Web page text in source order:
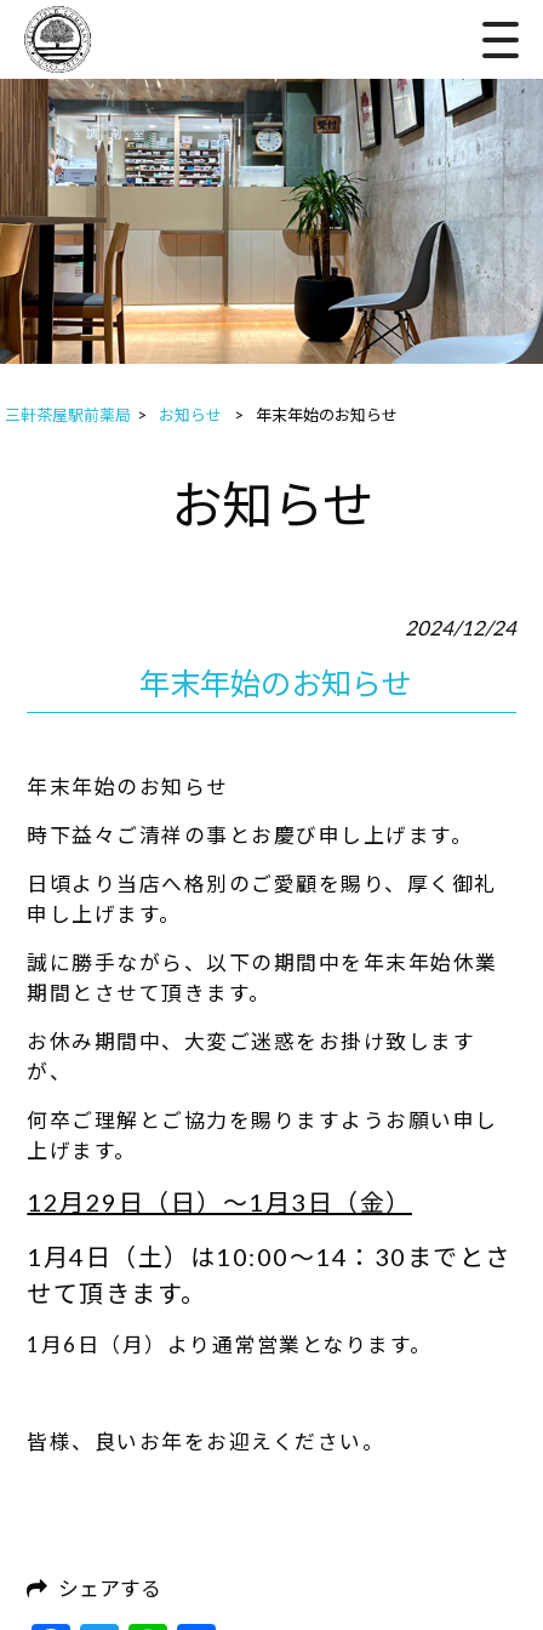
三軒茶屋駅前薬局 > お知らせ > 年末年始のお知らせ
お知らせ
2024/12/24
年末年始のお知らせ
年末年始のお知らせ
時下益々ご清祥の事とお慶び申し上げます。
日頃より当店へ格別のご愛顧を賜り、厚く御礼
申し上げます。
誠に勝手ながら、以下の期間中を年末年始休業
期間とさせて頂きます。
お休み期間中、大変ご迷惑をお掛け致します
が、
何卒ご理解とご協力を賜りますようお願い申し
上げます。
12月29日（日）～1月3日（金）
1月4日（土）は10:00～14：30までとさ
せて頂きます。
1月6日（月）より通常営業となります。
皆様、良いお年をお迎えください。
シェアする